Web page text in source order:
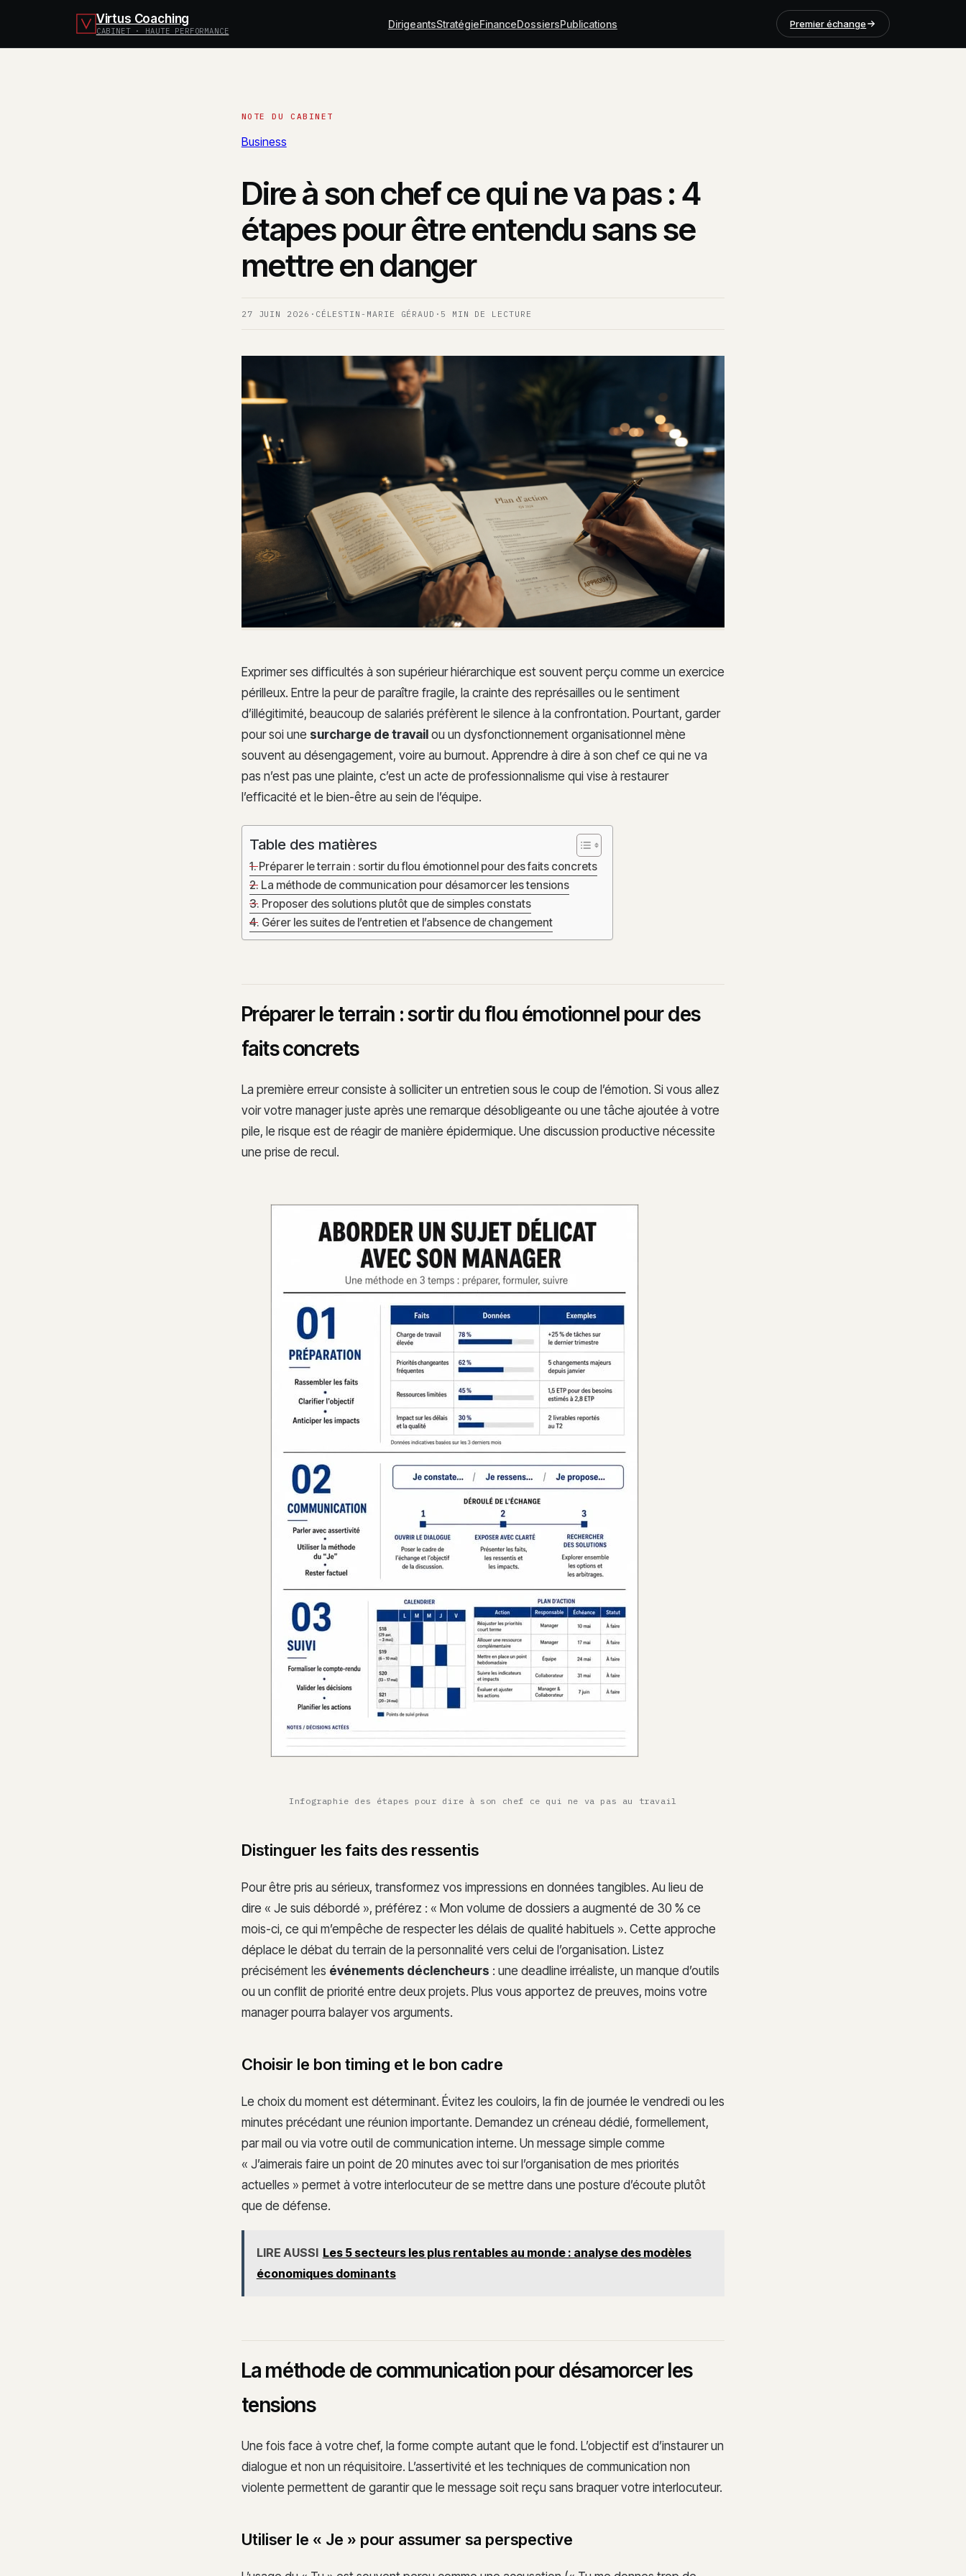
Virtus Coaching
CABINET · HAUTE PERFORMANCE
DirigeantsStratégieFinanceDossiersPublications Premier échange
Business
Dire à son chef ce qui ne va pas : 4
étapes pour être entendu sans se
mettre en danger
27 JUIN 2026 · CÉLESTIN-MARIE GÉRAUD · 5 MIN DE LECTURE
Exprimer ses difficultés à son supérieur hiérarchique est souvent perçu comme un exercice
périlleux. Entre la peur de paraître fragile, la crainte des représailles ou le sentiment
d’illégitimité, beaucoup de salariés préfèrent le silence à la confrontation. Pourtant, garder
pour soi une surcharge de travailou un dysfonctionnement organisationnel mène
souvent au désengagement, voire au burnout. Apprendre à dire à son chef ce qui ne va
pas n’est pas une plainte, c’est un acte de professionnalisme qui vise à restaurer
l’efficacité et le bien-être au sein de l’équipe.
Table des matières
Préparer le terrain : sortir du flou émotionnel pour des faits concrets
La méthode de communication pour désamorcer les tensions
Proposer des solutions plutôt que de simples constats
Gérer les suites de l’entretien et l’absence de changement
Préparer le terrain : sortir du flou émotionnel pour des
faits concrets
La première erreur consiste à solliciter un entretien sous le coup de l’émotion. Si vous allez
voir votre manager juste après une remarque désobligeante ou une tâche ajoutée à votre
pile, le risque est de réagir de manière épidermique. Une discussion productive nécessite
une prise de recul.
Infographie des étapes pour dire à son chef ce qui ne va pas au travail
Distinguer les faits des ressentis
Pour être pris au sérieux, transformez vos impressions en données tangibles. Au lieu de
dire « Je suis débordé », préférez : « Mon volume de dossiers a augmenté de 30 % ce
mois-ci, ce qui m’empêche de respecter les délais de qualité habituels ». Cette approche
déplace le débat du terrain de la personnalité vers celui de l’organisation. Listez
précisément les événements déclencheurs : une deadline irréaliste, un manque d’outils
ou un conflit de priorité entre deux projets. Plus vous apportez de preuves, moins votre
manager pourra balayer vos arguments.
Choisir le bon timing et le bon cadre
Le choix du moment est déterminant. Évitez les couloirs, la fin de journée le vendredi ou les
minutes précédant une réunion importante. Demandez un créneau dédié, formellement,
par mail ou via votre outil de communication interne. Un message simple comme
« J’aimerais faire un point de 20 minutes avec toi sur l’organisation de mes priorités
actuelles » permet à votre interlocuteur de se mettre dans une posture d’écoute plutôt
que de défense.
LIRE AUSSI Les 5 secteurs les plus rentables au monde : analyse des modèles
économiques dominants
La méthode de communication pour désamorcer les
tensions
Une fois face à votre chef, la forme compte autant que le fond. L’objectif est d’instaurer un
dialogue et non un réquisitoire. L’assertivité et les techniques de communication non
violente permettent de garantir que le message soit reçu sans braquer votre interlocuteur.
Utiliser le « Je » pour assumer sa perspective